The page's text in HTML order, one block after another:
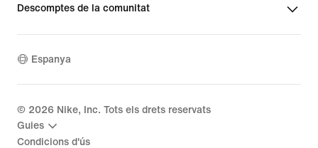
Descomptes de la comunitat
Espanya
© 2026 Nike, Inc. Tots els drets reservats
Guies
Condicions d'ús